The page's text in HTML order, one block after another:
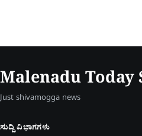
Malenadu Today
Just shivamogga news
ಸುದ್ದಿ ವಿಭಾಗಗಳು